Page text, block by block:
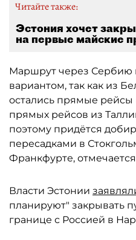
Читайте также:
Эстония хочет
на первые майские
Маршрут через Сербию
вариантом, так как из
остались прямые рейсы
прямых рейсов из
поэтому придётся
пересадками в
Франкфурте,
Власти Эстонии
планируют" закрывать
границе с Россией в